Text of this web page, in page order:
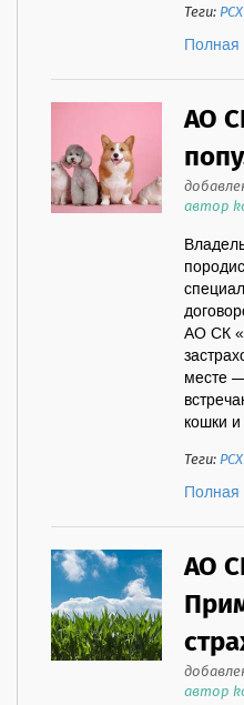
Теги:
Полная
АО
автор
АО СК
месте
кошки
Теги:
Полная
АО
автор